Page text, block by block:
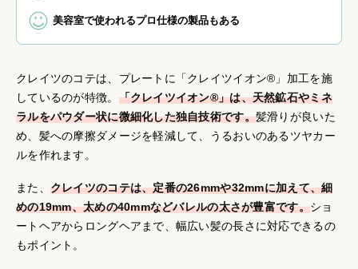
美容室で使われるプロ仕様の製品もある
クレイツのコテは、プレートに「クレイツイオン®」加工を施
しているのが特徴。 「クレイツイオン®」は、天然鉱石やミネ
ラルをパウダー状に微細化した独自技術です。髪滑りが良いた
め、髪への摩擦ダメージを軽減して、うるおいのあるツヤカー
ルを作れます。
また、 クレイツのコテは、定番の26mmや32mmに加えて、細
めの19mm、太めの40mmなどバレルの太さが豊富です。ショ
ートヘアからロングヘアまで、幅広い髪の長さに対応できるの
もポイント。